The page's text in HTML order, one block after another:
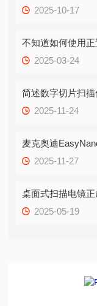
2025-10-17
不知道如何使用
2025-03-24
简述数字切片扫
2025-11-24
2025-11-27
桌面式扫描电镜
2025-05-19